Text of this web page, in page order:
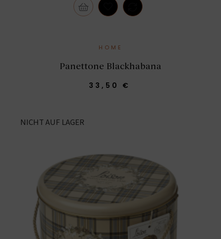
HOME
Panettone Blackhabana
33,50 €
NICHT AUF LAGER